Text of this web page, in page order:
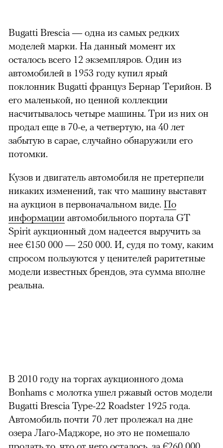
Bugatti Brescia — одна из самых редких
моделей марки. На данный момент их
осталось всего 12 экземпляров. Один из
автомобилей в 1953 году купил ярый
поклонник Bugatti француз Бернар Терийон. В
его маленькой, но ценной коллекции
насчитывалось четыре машины. Три из них он
продал еще в 70-е, а четвертую, на 40 лет
забытую в сарае, случайно обнаружили его
потомки.
Кузов и двигатель автомобиля не претерпели
никаких изменений, так что машину выставят
на аукцион в первоначальном виде. По
информации автомобильного портала GT
Spirit аукционный дом надеется выручить за
нее €150 000 — 250 000. И, судя по тому, каким
спросом пользуются у ценителей раритетные
модели известных брендов, эта сумма вполне
реальна.
В 2010 году на торгах аукционного дома
Bonhams с молотка ушел ржавый остов модели
Bugatti Brescia Type-22 Roadster 1925 года.
Автомобиль почти 70 лет пролежал на дне
озера Лаго-Маджоре, но это не помешало
продать то, что от него осталось, за €260 000.